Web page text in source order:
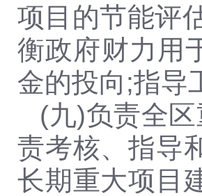
项目的节能评
衡政府财力用
金的投向;指导
(九)负责全
责考核、指导
长期重大项目